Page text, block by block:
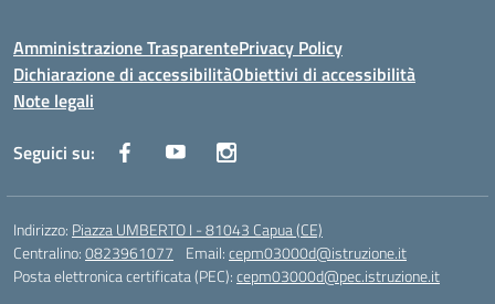
Amministrazione TrasparentePrivacy Policy
Dichiarazione di accessibilitàObiettivi di accessibilità
Note legali
Seguici su:
Indirizzo: Piazza UMBERTO I - 81043 Capua (CE)
Centralino:0823961077 Email:cepm03000d@istruzione.it
Posta elettronica certificata (PEC):cepm03000d@pec.istruzione.it